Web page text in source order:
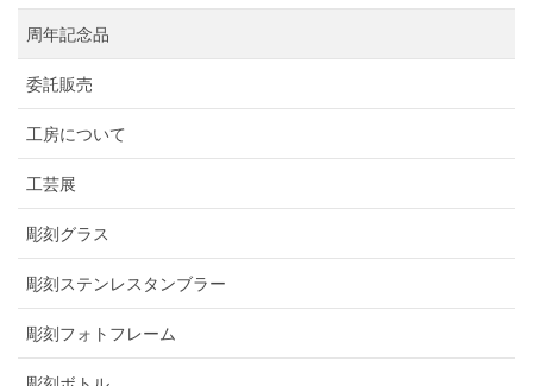
周年記念品
委託販売
工房について
工芸展
彫刻グラス
彫刻ステンレスタンブラー
彫刻フォトフレーム